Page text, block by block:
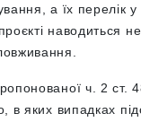
а їх перелік
наводиться
ч. 2 ст.
в яких випадках